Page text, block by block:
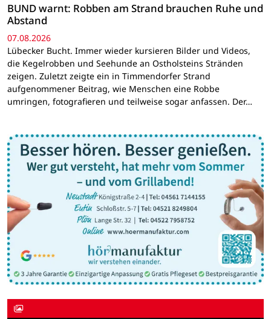
BUND warnt: Robben am Strand brauchen Ruhe und
Abstand
07.08.2026
Lübecker Bucht. Immer wieder kursieren Bilder und Videos,
die Kegelrobben und Seehunde an Ostholsteins Stränden
zeigen. Zuletzt zeigte ein in Timmendorfer Strand
aufgenommener Beitrag, wie Menschen eine Robbe
umringen, fotografieren und teilweise sogar anfassen. Der…